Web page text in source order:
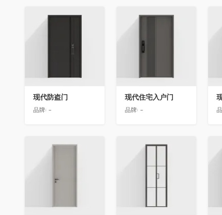
收藏
现代防盗门
品牌: -
收藏
现代住宅入户门
品牌: -
收藏 收藏